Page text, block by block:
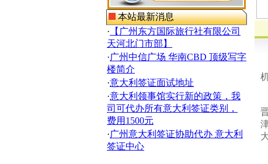
本站最新消息
· 【广州东方国际旅行社有限公司
天河北门市部】
·广州中信广场 华南CBD 顶级写字
楼简介
·意大利签证面试地址
·意大利领事馆实行新的政策，我
司可代办所有意大利签证类别，
费用1500元
·广州意大利签证协助代办 意大利
签证中心